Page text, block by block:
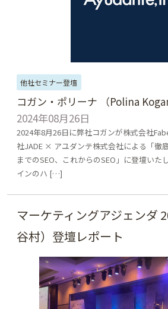
他社セミナー登壇
コガン・ポリーナ （Polina
2024年08月26日
2024年8月26日に弊社コガンが株式会社
社JADE × アユダンテ株式会社による「徹
までのSEO、これからのSEO」に登壇いた
インのハ […]
マーケティングアジェンダ
谷村）登壇レポート